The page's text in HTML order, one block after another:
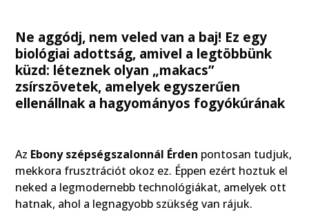
Ne aggódj, nem veled van a baj! Ez egy
biológiai adottság, amivel a legtöbbünk
küzd: léteznek olyan „makacs”
zsírszövetek, amelyek egyszerűen
ellenállnak a hagyományos fogyókúrának
Az Ebony szépségszalonnál Érden pontosan tudjuk,
mekkora frusztrációt okoz ez. Éppen ezért hoztuk el
neked a legmodernebb technológiákat, amelyek ott
hatnak, ahol a legnagyobb szükség van rájuk.